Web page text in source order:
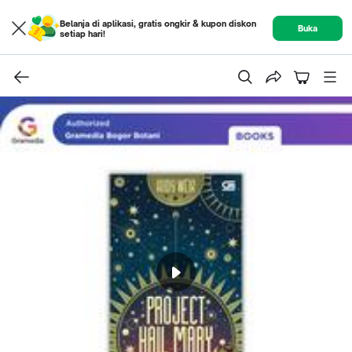
Belanja di aplikasi, gratis ongkir & kupon diskon
setiap hari!
Buka